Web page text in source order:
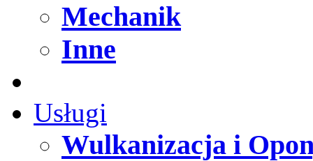
Mechanik
Inne
Usługi
Wulkanizacja i